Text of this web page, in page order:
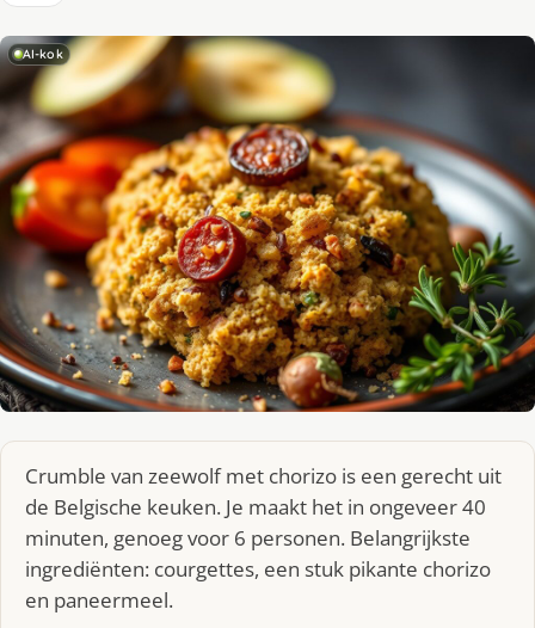
AI-kok
Crumble van zeewolf met chorizo is een gerecht uit
de Belgische keuken. Je maakt het in ongeveer 40
minuten, genoeg voor 6 personen. Belangrijkste
ingrediënten: courgettes, een stuk pikante chorizo
en paneermeel.